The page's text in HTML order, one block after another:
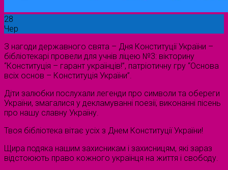
28
Чер
З нагоди державного свята – Дня Конституції України –
бібліотекарі провели для учнів ліцею №3: вікторину
“Конституція – гарант українців!”, патріотичну гру “Основа
всіх основ – Конституція України”.
Діти залюбки послухали легенди про символи та обереги
України, змагалися у декламуванні поезії, виконанні пісень
про нашу славну Україну.
Твоя бібліотека вітає усіх з Днем Конституції України!
Щира подяка нашим захисникам і захисницям, які зараз
відстоюють право кожного українця на життя і свободу.